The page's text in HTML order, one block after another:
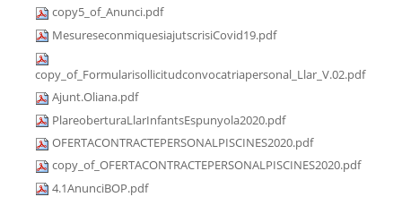
copy5_of_Anunci.pdf
MesureseconmiquesiajutscrisiCovid19.pdf
copy_of_Formularisollicitudconvocatriapersonal_Llar_V.02.pdf
Ajunt.Oliana.pdf
PlareoberturaLlarInfantsEspunyola2020.pdf
OFERTACONTRACTEPERSONALPISCINES2020.pdf
copy_of_OFERTACONTRACTEPERSONALPISCINES2020.pdf
4.1AnunciBOP.pdf